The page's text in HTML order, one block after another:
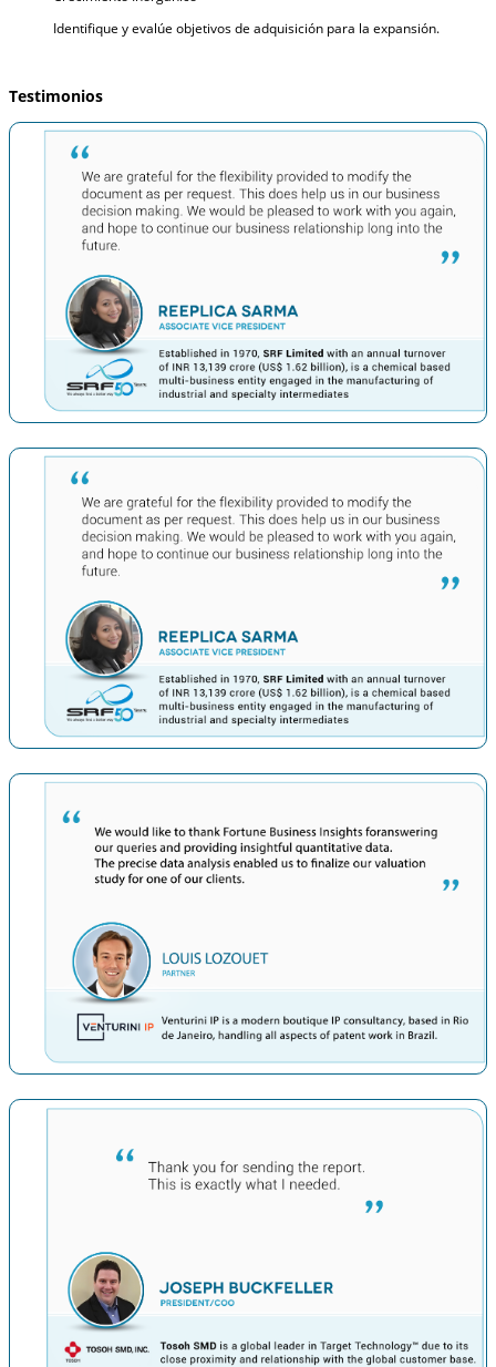
Identifique y evalúe objetivos de adquisición para la expansión.
Testimonios